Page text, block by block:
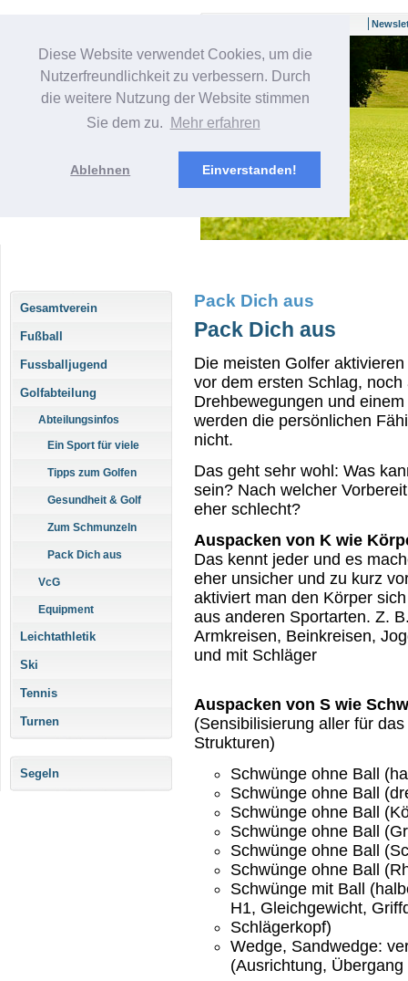
Diese Website verwendet Cookies, um die
Nutzerfreundlichkeit zu verbessern. Durch
die weitere Nutzung der Website stimmen
Sie dem zu.
Mehr erfahren
Ablehnen Einverstanden!
Pack Dich aus
Pack Dich aus
Die meisten Golfer
vor dem ersten Schlag,
Drehbewegungen und
werden die persönlichen
nicht.
Das geht sehr wohl: Was
sein? Nach welcher
eher schlecht?
Auspacken von K wie
Das kennt jeder und es
eher unsicher und zu kurz
aktiviert man den Körper
aus anderen Sportarten. Z.
Armkreisen, Beinkreisen,
und mit Schläger
Auspacken von S wie
(Sensibilisierung aller für
Strukturen)
Schwünge ohne Ball
Schwünge ohne Ball
Schwünge ohne Ball
Schwünge ohne Ball
Schwünge ohne Ball
Schwünge ohne Ball
Schwünge mit Ball
H1, Gleichgewicht,
Schlägerkopf)
Wedge, Sandwedge:
(Ausrichtung, Übergang
Gesamtverein
Fußball
Fussballjugend
Golfabteilung
Abteilungsinfos
Ein Sport für viele
Tipps zum Golfen
Gesundheit & Golf
Zum Schmunzeln
Pack Dich aus
VcG
Equipment
Leichtathletik
Ski
Tennis
Turnen
Segeln